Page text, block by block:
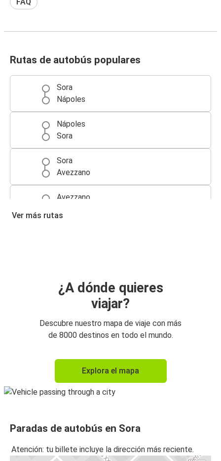
Rutas de autobús populares
Sora
Nápoles
Nápoles
Sora
Sora
Avezzano
Avezzano
Ver más rutas
¿A dónde quieres
viajar?
Descubre nuestro mapa de viaje con más
de 8000 destinos en todo el mundo.
Explora el mapa
Paradas de autobús en Sora
Atención: tu billete incluye la dirección más reciente.